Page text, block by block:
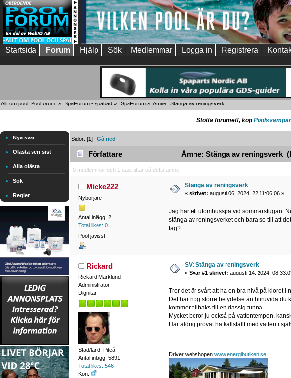
Startsida Forum Hjälp Sök Medlemmar Logga in Registrera
Allt om pool, Poolforum! » SpaForum - spabad » SpaForum» Ämne: Stänga av reningsverk
Stötta forumet!, köp Poolsvampar
Nya svar
Olästa sen sist
Alla olästa
Sök
Regler
Sidor: [1]Gå ned
Författare Ämne: Stänga av reningsverk
0 medlemmar och 1 gäst tittar på detta ämne.
Micke222
Nybörjare
Antal inlägg: 2
Total likes: 0
Pool javisst!
Stänga av reningsverk
« skrivet: augusti 06, 2024, 22:11:06:06 »
Jag har ett utomhusspa vid sommarstugan.
stänga av reningsverket och bara se till att
tag?
Rickard
Rickard Marklund
Administrator
Dignitär
Stad/land: Piteå
Antal inlägg: 5891
Total likes: 546
Kön:
SV: Stänga av reningsverk
« Svar #1 skrivet: augusti 14, 2024,
Tror det är svårt att ha en bra nivå på kloret i
Det har nog större betydelse än huruvida du
kommer tillbaks till en dassig tunna.
Mycket beror ju också på vattentempen,
Har aldrig provat ha kallställt med vatten i
Driver webshopen www.energibutiken.se